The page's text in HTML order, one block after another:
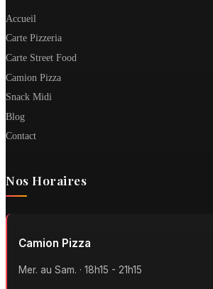
Accueil
Carte Pizzeria
Carte Street Food
Camion Pizza
Snack Midi
Blog
Contact
Nos Horaires
Camion Pizza
Mer. au Sam. · 18h15 - 21h15